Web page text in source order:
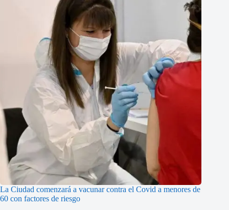
La Ciudad comenzará a vacunar contra el Covid a menores de
60 con factores de riesgo